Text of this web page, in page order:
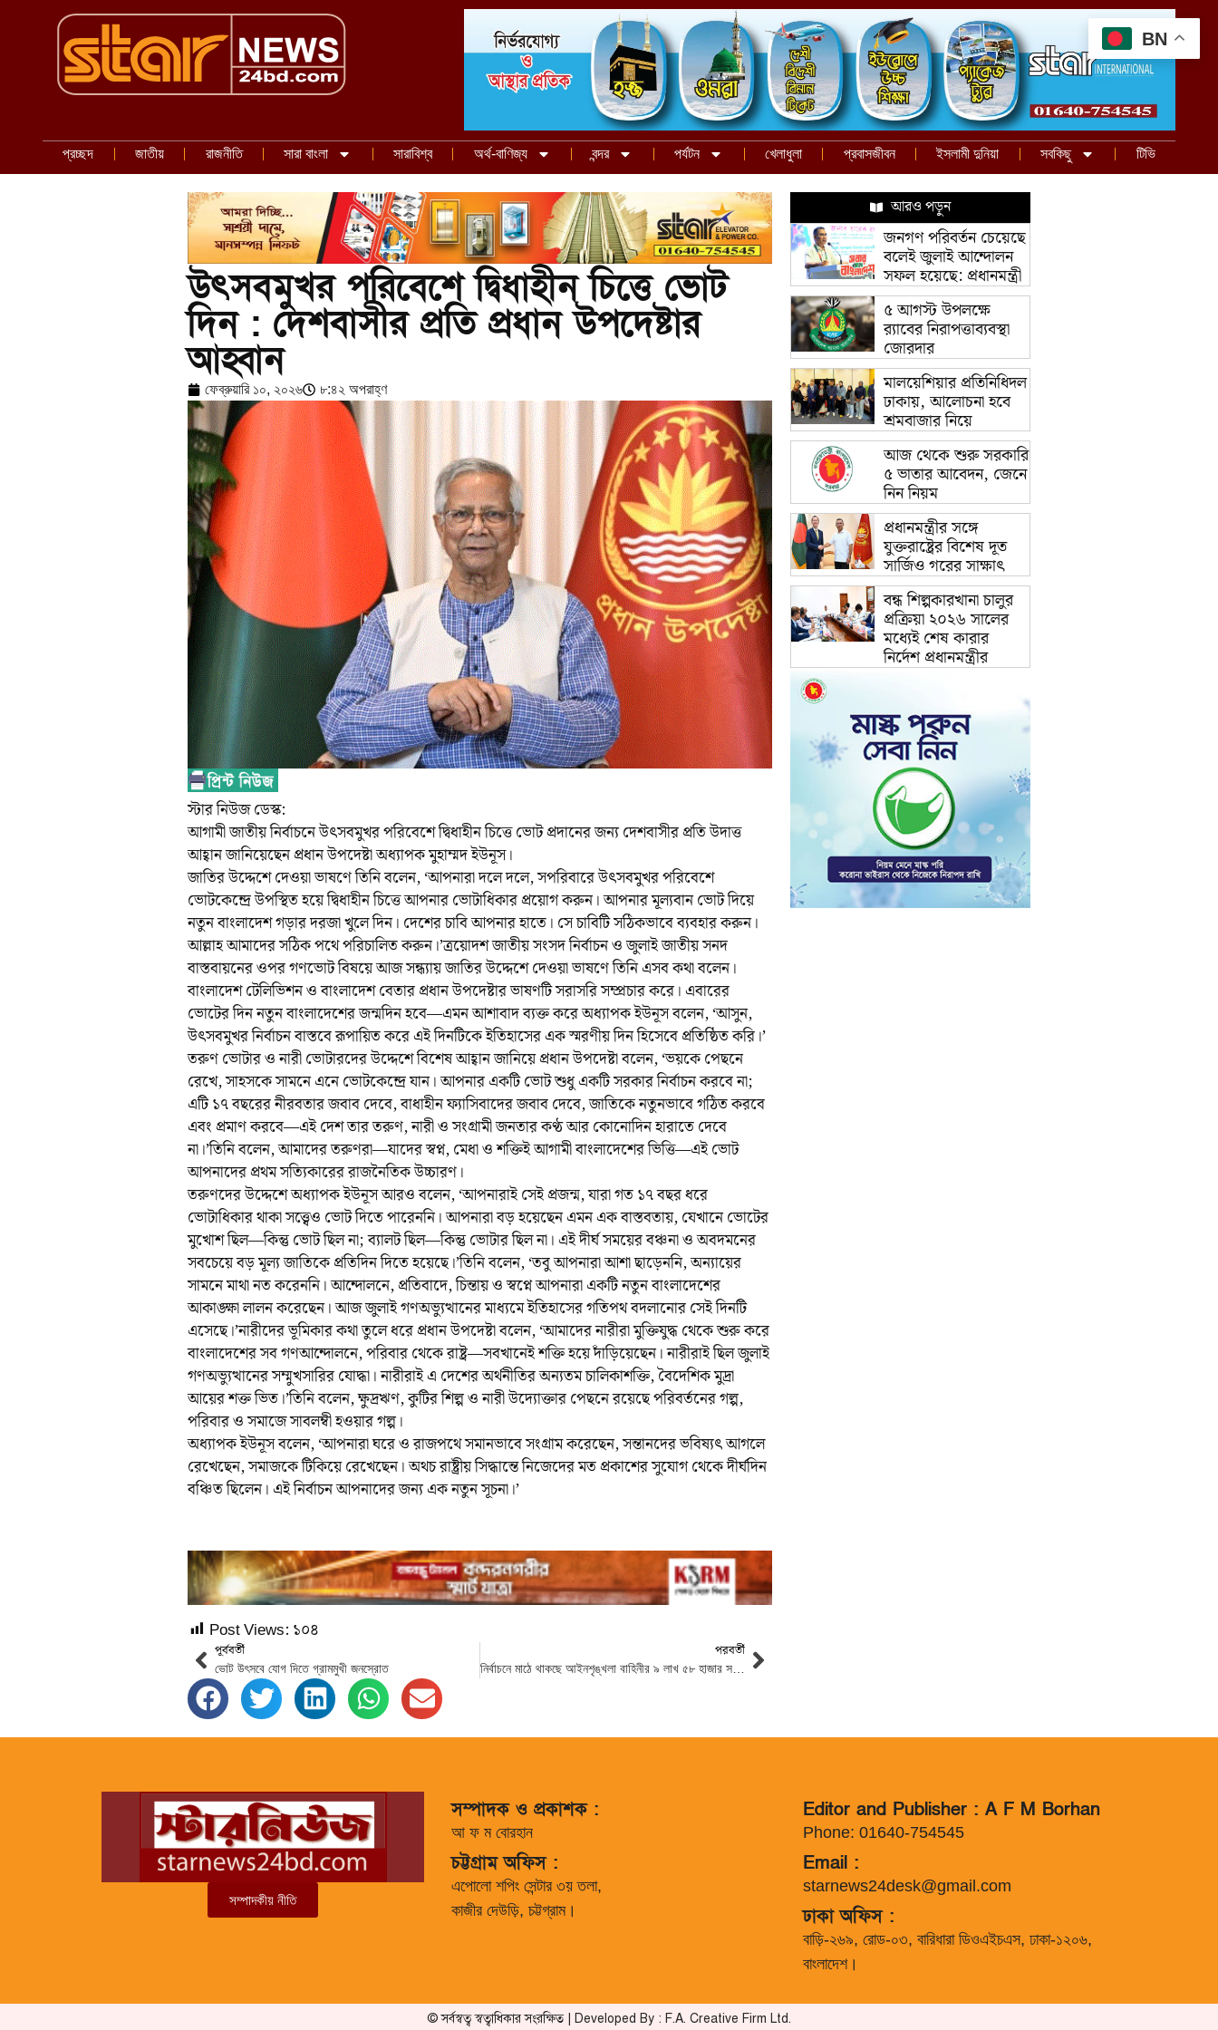
প্রচ্ছদ জাতীয় রাজনীতি সারা বাংলা সারাবিশ্ব অর্থ-বাণিজ্য বন্দর পর্যটন খেলাধুলা প্রবাসজীবন ইসলামী দুনিয়া সবকিছু টিভি
উৎসবমুখর পরিবেশে দ্বিধাহীন চিত্তে ভোট
দিন : দেশবাসীর প্রতি প্রধান উপদেষ্টার
আহ্বান
ফেব্রুয়ারি ১০, ২০২৬ ৮:৪২ অপরাহ্ণ
স্টার নিউজ ডেস্ক:
আগামী জাতীয় নির্বাচনে উৎসবমুখর পরিবেশে দ্বিধাহীন চিত্তে ভোট প্রদানের জন্য দেশবাসীর প্রতি উদাত্ত
আহ্বান জানিয়েছেন প্রধান উপদেষ্টা অধ্যাপক মুহাম্মদ ইউনূস।
জাতির উদ্দেশে দেওয়া ভাষণে তিনি বলেন, ‘আপনারা দলে দলে, সপরিবারে উৎসবমুখর পরিবেশে
ভোটকেন্দ্রে উপস্থিত হয়ে দ্বিধাহীন চিত্তে আপনার ভোটাধিকার প্রয়োগ করুন। আপনার মূল্যবান ভোট দিয়ে
নতুন বাংলাদেশ গড়ার দরজা খুলে দিন। দেশের চাবি আপনার হাতে। সে চাবিটি সঠিকভাবে ব্যবহার করুন।
আল্লাহ আমাদের সঠিক পথে পরিচালিত করুন।’ত্রয়োদশ জাতীয় সংসদ নির্বাচন ও জুলাই জাতীয় সনদ
বাস্তবায়নের ওপর গণভোট বিষয়ে আজ সন্ধ্যায় জাতির উদ্দেশে দেওয়া ভাষণে তিনি এসব কথা বলেন।
বাংলাদেশ টেলিভিশন ও বাংলাদেশ বেতার প্রধান উপদেষ্টার ভাষণটি সরাসরি সম্প্রচার করে। এবারের
ভোটের দিন নতুন বাংলাদেশের জন্মদিন হবে—এমন আশাবাদ ব্যক্ত করে অধ্যাপক ইউনূস বলেন, ‘আসুন,
উৎসবমুখর নির্বাচন বাস্তবে রূপায়িত করে এই দিনটিকে ইতিহাসের এক স্মরণীয় দিন হিসেবে প্রতিষ্ঠিত করি।’
তরুণ ভোটার ও নারী ভোটারদের উদ্দেশে বিশেষ আহ্বান জানিয়ে প্রধান উপদেষ্টা বলেন, ‘ভয়কে পেছনে
রেখে, সাহসকে সামনে এনে ভোটকেন্দ্রে যান। আপনার একটি ভোট শুধু একটি সরকার নির্বাচন করবে না;
এটি ১৭ বছরের নীরবতার জবাব দেবে, বাধাহীন ফ্যাসিবাদের জবাব দেবে, জাতিকে নতুনভাবে গঠিত করবে
এবং প্রমাণ করবে—এই দেশ তার তরুণ, নারী ও সংগ্রামী জনতার কণ্ঠ আর কোনোদিন হারাতে দেবে
না।’তিনি বলেন, আমাদের তরুণরা—যাদের স্বপ্ন, মেধা ও শক্তিই আগামী বাংলাদেশের ভিত্তি—এই ভোট
আপনাদের প্রথম সত্যিকারের রাজনৈতিক উচ্চারণ।
তরুণদের উদ্দেশে অধ্যাপক ইউনূস আরও বলেন, ‘আপনারাই সেই প্রজন্ম, যারা গত ১৭ বছর ধরে
ভোটাধিকার থাকা সত্ত্বেও ভোট দিতে পারেননি। আপনারা বড় হয়েছেন এমন এক বাস্তবতায়, যেখানে ভোটের
মুখোশ ছিল—কিন্তু ভোট ছিল না; ব্যালট ছিল—কিন্তু ভোটার ছিল না। এই দীর্ঘ সময়ের বঞ্চনা ও অবদমনের
সবচেয়ে বড় মূল্য জাতিকে প্রতিদিন দিতে হয়েছে।’তিনি বলেন, ‘তবু আপনারা আশা ছাড়েননি, অন্যায়ের
সামনে মাথা নত করেননি। আন্দোলনে, প্রতিবাদে, চিন্তায় ও স্বপ্নে আপনারা একটি নতুন বাংলাদেশের
আকাঙ্ক্ষা লালন করেছেন। আজ জুলাই গণঅভ্যুত্থানের মাধ্যমে ইতিহাসের গতিপথ বদলানোর সেই দিনটি
এসেছে।’নারীদের ভূমিকার কথা তুলে ধরে প্রধান উপদেষ্টা বলেন, ‘আমাদের নারীরা মুক্তিযুদ্ধ থেকে শুরু করে
বাংলাদেশের সব গণআন্দোলনে, পরিবার থেকে রাষ্ট্র—সবখানেই শক্তি হয়ে দাঁড়িয়েছেন। নারীরাই ছিল জুলাই
গণঅভ্যুত্থানের সম্মুখসারির যোদ্ধা। নারীরাই এ দেশের অর্থনীতির অন্যতম চালিকাশক্তি, বৈদেশিক মুদ্রা
আয়ের শক্ত ভিত।’তিনি বলেন, ক্ষুদ্রঋণ, কুটির শিল্প ও নারী উদ্যোক্তার পেছনে রয়েছে পরিবর্তনের গল্প,
পরিবার ও সমাজে সাবলম্বী হওয়ার গল্প।
অধ্যাপক ইউনূস বলেন, ‘আপনারা ঘরে ও রাজপথে সমানভাবে সংগ্রাম করেছেন, সন্তানদের ভবিষ্যৎ আগলে
রেখেছেন, সমাজকে টিকিয়ে রেখেছেন। অথচ রাষ্ট্রীয় সিদ্ধান্তে নিজেদের মত প্রকাশের সুযোগ থেকে দীর্ঘদিন
বঞ্চিত ছিলেন। এই নির্বাচন আপনাদের জন্য এক নতুন সূচনা।’
Post Views: ১০৪
পূর্ববর্তী
ভোট উৎসবে যোগ দিতে গ্রামমুখী জনস্রোত
পরবর্তী
আরও পড়ুন
জনগণ পরিবর্তন চেয়েছে
বলেই জুলাই আন্দোলন
সফল হয়েছে: প্রধানমন্ত্রী
৫ আগস্ট উপলক্ষে
র‌্যাবের নিরাপত্তাব্যবস্থা
জোরদার
মালয়েশিয়ার প্রতিনিধিদল
ঢাকায়, আলোচনা হবে
শ্রমবাজার নিয়ে
আজ থেকে শুরু সরকারি
৫ ভাতার আবেদন, জেনে
নিন নিয়ম
প্রধানমন্ত্রীর সঙ্গে
যুক্তরাষ্ট্রের বিশেষ দূত
সার্জিও গরের সাক্ষাৎ
বন্ধ শিল্পকারখানা চালুর
প্রক্রিয়া ২০২৬ সালের
মধ্যেই শেষ কারার
নির্দেশ প্রধানমন্ত্রীর
সম্পাদকীয় নীতি
সম্পাদক ও প্রকাশক :
আ ফ ম বোরহান
চট্টগ্রাম অফিস :
এপোলো শপিং সেন্টার ৩য় তলা,
কাজীর দেউড়ি, চট্টগ্রাম।
Editor and Publisher : A F M Borhan
Phone: 01640-754545
Email :
starnews24desk@gmail.com
ঢাকা অফিস :
বাড়ি-২৬৯, রোড-০৩, বারিধারা ডিওএইচএস, ঢাকা-১২০৬,
বাংলাদেশ।
© সর্বস্বত্ব স্বত্বাধিকার সংরক্ষিত | Developed By : F.A. Creative Firm Ltd.
BN